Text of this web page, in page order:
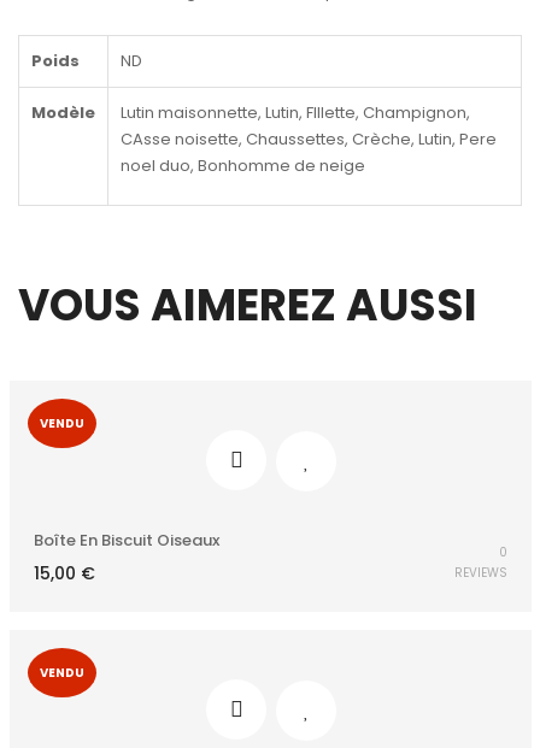
Poids ND
Modèle
Lutin maisonnette, Lutin, FIllette, Champignon,
CAsse noisette, Chaussettes, Crèche, Lutin, Pere
noel duo, Bonhomme de neige
VOUS AIMEREZ AUSSI
VENDU
Boîte En Biscuit Oiseaux
15,00 €
0
REVIEWS
VENDU